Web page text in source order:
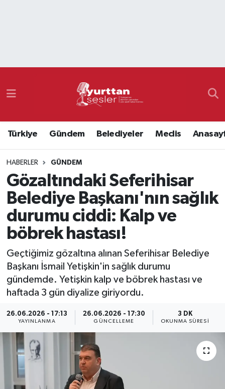
Türkiye Gündem Belediyeler Meclis
HABERLER GÜNDEM
Gözaltındaki Seferihisar
Belediye Başkanı'nın sağlık
durumu ciddi: Kalp ve
böbrek hastası!
Geçtiğimiz gözaltına alınan Seferihisar Belediye
Başkanı İsmail Yetişkin'in sağlık durumu
gündemde. Yetişkin kalp ve böbrek hastası ve
haftada 3 gün diyalize giriyordu.
26.06.2026 - 17:13
YAYINLANMA
26.06.2026 - 17:30
GÜNCELLEME
3 DK
OKUNMA SÜRESI
Namaz Vakitleri
Süper Lig Puan Durumu ve Fikstür
Tüm Manşetler
Son Dakika Haberleri
Haber Arşivi